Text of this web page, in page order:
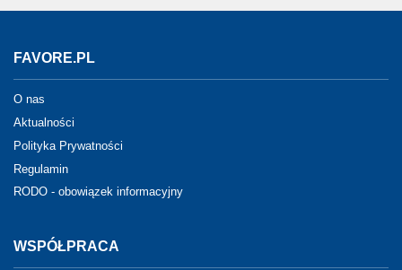
FAVORE.PL
O nas
Aktualności
Polityka Prywatności
Regulamin
RODO - obowiązek informacyjny
WSPÓŁPRACA